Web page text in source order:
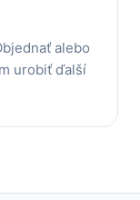
alebo
urobiť ďalší